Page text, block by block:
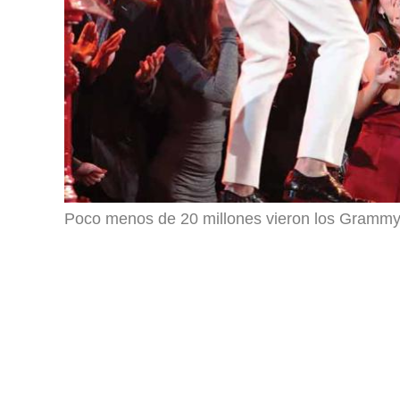
Poco menos de 20 millones vieron los Grammy